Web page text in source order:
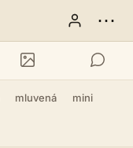
⋯
mluvená mini